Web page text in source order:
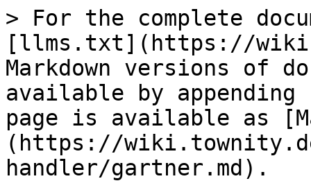
> For the complete
[llms.txt](https://
Markdown versions of
available by
page is available as
(https://
handler/gartner.md).